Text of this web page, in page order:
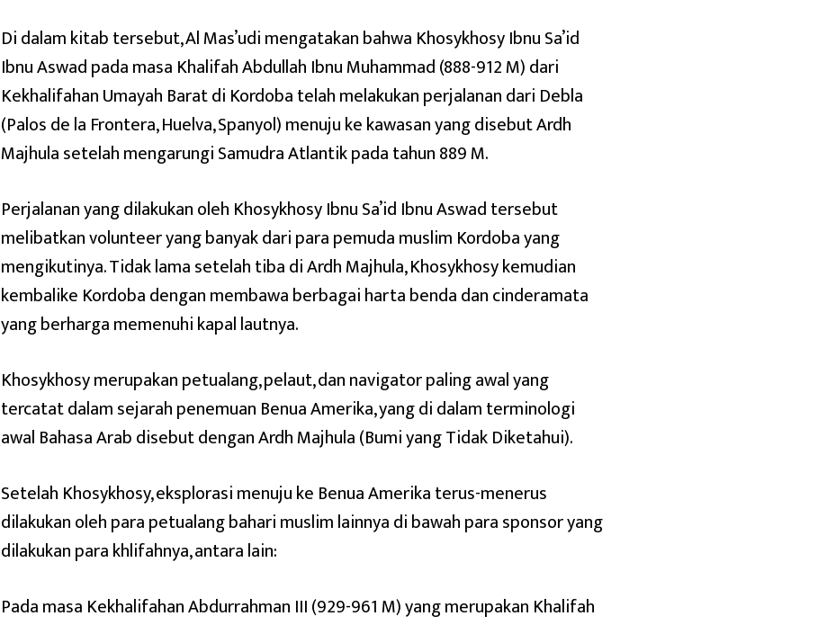
Di dalam kitab tersebut, Al Mas’udi mengatakan bahwa Khosykhosy Ibnu Sa’id
Ibnu Aswad pada masa Khalifah Abdullah Ibnu Muhammad (888-912 M) dari
Kekhalifahan Umayah Barat di Kordoba telah melakukan perjalanan dari Debla
(Palos de la Frontera, Huelva, Spanyol) menuju ke kawasan yang disebut Ardh
Majhula setelah mengarungi Samudra Atlantik pada tahun 889 M.
Perjalanan yang dilakukan oleh Khosykhosy Ibnu Sa’id Ibnu Aswad tersebut
melibatkan volunteer yang banyak dari para pemuda muslim Kordoba yang
mengikutinya. Tidak lama setelah tiba di Ardh Majhula, Khosykhosy kemudian
kembalike Kordoba dengan membawa berbagai harta benda dan cinderamata
yang berharga memenuhi kapal lautnya.
Khosykhosy merupakan petualang, pelaut, dan navigator paling awal yang
tercatat dalam sejarah penemuan Benua Amerika, yang di dalam terminologi
awal Bahasa Arab disebut dengan Ardh Majhula (Bumi yang Tidak Diketahui).
Setelah Khosykhosy, eksplorasi menuju ke Benua Amerika terus-menerus
dilakukan oleh para petualang bahari muslim lainnya di bawah para sponsor yang
dilakukan para khlifahnya, antara lain:
Pada masa Kekhalifahan Abdurrahman III (929-961 M) yang merupakan Khalifah